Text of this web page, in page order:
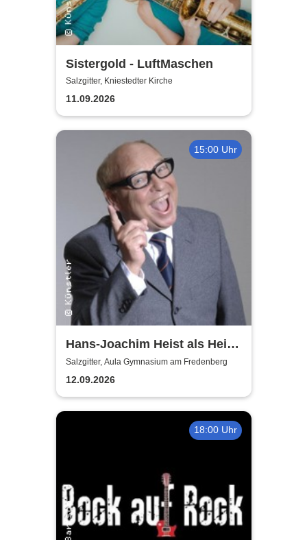
Sistergold - LuftMaschen
Salzgitter, Kniestedter Kirche
11.09.2026
15:00 Uhr
Hans-Joachim Heist als Heinz
Erhard - Noch'n Gedicht
Salzgitter, Aula Gymnasium am Fredenberg
12.09.2026
18:00 Uhr